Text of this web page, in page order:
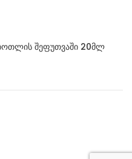
ბოთლის შეფუთვაში 20მლ